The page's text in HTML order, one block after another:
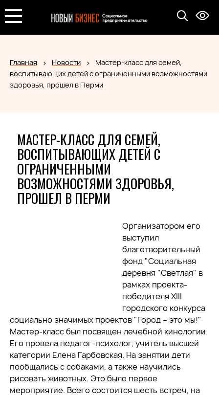
Главная Новости
Мастер-класс для семей,
воспитывающих детей с ограниченными возможностями
здоровья, прошел в Перми
МАСТЕР-КЛАСС ДЛЯ СЕМЕЙ,
ВОСПИТЫВАЮЩИХ ДЕТЕЙ С
ОГРАНИЧЕННЫМИ
ВОЗМОЖНОСТЯМИ ЗДОРОВЬЯ,
ПРОШЕЛ В ПЕРМИ
Организатором его
выступил
благотворительный
фонд "Социальная
деревня "Светлая" в
рамках проекта-
победителя XIII
городского конкурса
социально значимых проектов "Город – это мы!"
Мастер-класс был посвящен лечебной кинологии.
Его провела педагог-психолог, учитель высшей
категории Елена Гарбовская. На занятии дети
пообщались с собаками, а также научились
рисовать животных. Это было первое
мероприятие. Всего состоится шесть встреч, на